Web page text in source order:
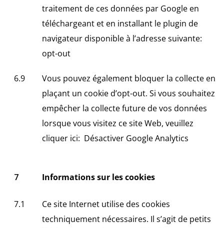
traitement de ces données par Google en
téléchargeant et en installant le plugin de
navigateur disponible à l’adresse suivante:
opt-out
Vous pouvez également bloquer la collecte en
plaçant un cookie d’opt-out. Si vous souhaitez
empêcher la collecte future de vos données
lorsque vous visitez ce site Web, veuillez
cliquer ici: Désactiver Google Analytics
Informations sur les cookies
Ce site Internet utilise des cookies
techniquement nécessaires. Il s’agit de petits